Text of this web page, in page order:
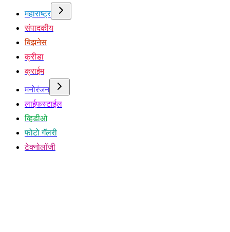
महाराष्ट्र
संपादकीय
बिझनेस
क्रीडा
क्राईम
मनोरंजन
लाईफस्टाईल
व्हिडीओ
फोटो गॅलरी
टेक्नोलॉजी